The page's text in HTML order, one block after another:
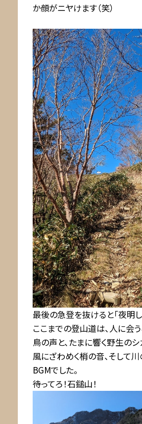
か顔がニヤけます（笑）
最後の急登を抜けると「夜明し
ここまでの登山道は、人に会う
鳥の声と、たまに響く野生の
風にざわめく梢の音、そして
BGMでした。
待ってろ！石鎚山！